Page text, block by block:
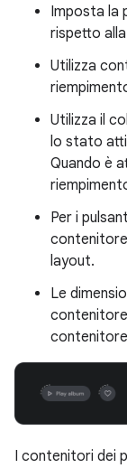
Imposta la
rispetto
Utilizza
Utilizza il
lo stato
Quando è
Per i
layout.
Le
I contenitori dei